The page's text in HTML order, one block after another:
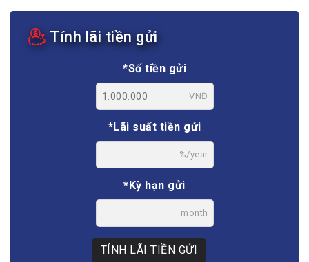
Tính lãi tiền gửi
*Số tiền gửi
VNĐ
*Lãi suất tiền gửi
%/year
*Kỳ hạn gửi
month
TÍNH LÃI TIỀN GỬI